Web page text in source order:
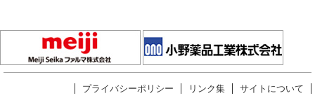
プライバシーポリシー リンク集 サイトについて